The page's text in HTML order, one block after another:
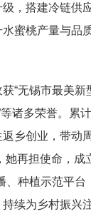
，搭建冷链供
蜜桃产量与品
无锡市最美新
等诸多荣誉。累
乡创业，带动
再担使命，成
、种植示范平
续为乡村振兴